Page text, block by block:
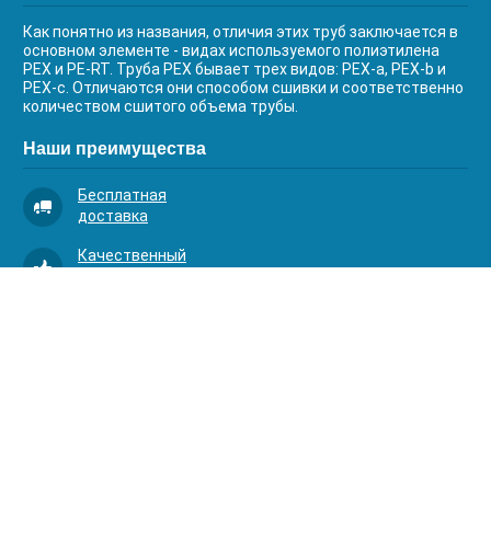
Как понятно из названия, отличия этих труб заключается в
основном элементе - видах используемого полиэтилена
PEX и PE-RT. Труба PEX бывает трех видов: PEX-a, PEX-b и
PEX-c. Отличаются они способом сшивки и соответственно
количеством сшитого объема трубы.
Наши преимущества
Бесплатная
доставка
Качественный